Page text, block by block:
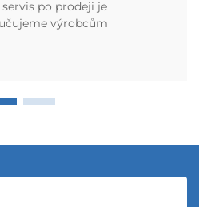
po prodeji je
výrobcům